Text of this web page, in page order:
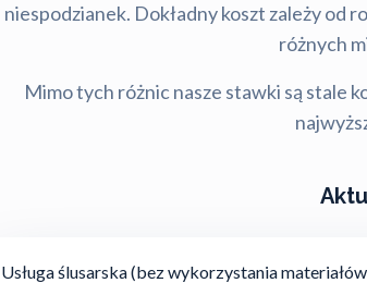
niespodzianek. Dokładny koszt zależy od
różnych
Mimo tych różnic nasze stawki są stale
Usługa ślusarska (bez wykorzystania